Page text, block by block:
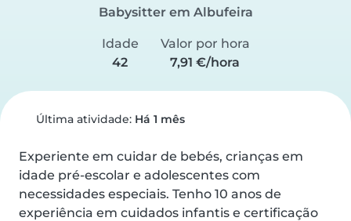
Babysitter em Albufeira
Idade
42
Valor por hora
7,91 €/hora
Última atividade: Há 1 mês
Experiente em cuidar de bebés, crianças em
idade pré-escolar e adolescentes com
necessidades especiais. Tenho 10 anos de
experiência em cuidados infantis e certificação